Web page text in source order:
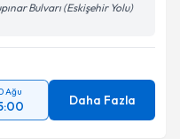
Bulvarı (Eskişehir Yolu)
Ağu
Daha Fazla